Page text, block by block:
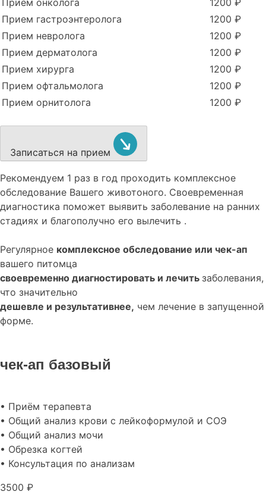
Прием онколога
1200 ₽
Прием гастроэнтеролога
1200 ₽
Прием невролога
1200 ₽
Прием дерматолога
1200 ₽
Прием хирурга
1200 ₽
Прием офтальмолога
1200 ₽
Прием орнитолога
1200 ₽
Записаться на прием
Рекомендуем 1 раз в год проходить комплексное
обследование Вашего животоного. Своевременная
диагностика поможет выявить заболевание на ранних
стадиях и благополучно его вылечить .
Регулярное комплексное обследование или чек-ап
вашего питомца
своевременно диагностировать и лечить заболевания,
что значительно
дешевле и результативнее, чем лечение в запущенной
форме.
чек-ап базовый
• Приём терапевта
• Общий анализ крови с лейкоформулой и СОЭ
• Общий анализ мочи
• Обрезка когтей
• Консультация по анализам
3500 ₽